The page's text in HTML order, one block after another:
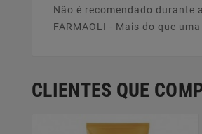
Não é recomendado durante
FARMAOLI - Mais do que
CLIENTES QUE